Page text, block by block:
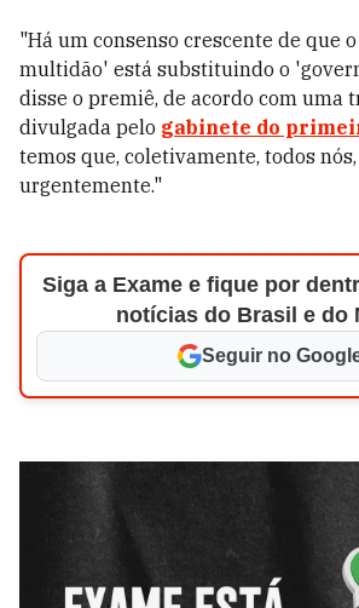
"Há um consenso crescente de que
multidão' está substituindo o
disse o premiê, de acordo com uma
divulgada pelo gabinete do
temos que, coletivamente, todos
urgentemente."
Siga a Exame e fique por
notícias do Brasil e do
Seguir no